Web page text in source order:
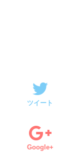
ツイート
Google+